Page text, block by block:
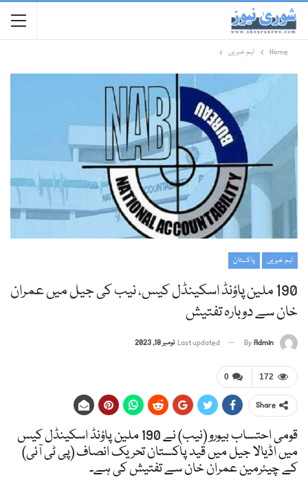
Home اہم خبریں
اہم خبریں پاکستان
190 ملین پاؤنڈ اسکینڈل کیس، نیب کی جیل میں عمران
خان سے دوبارہ تفتیش
ByAdmin
Last updated نومبر 18, 2023
0 172
Share
قومی احتساب بیورو (نیب) نے 190 ملین پاؤنڈ اسکینڈل کیس
میں اڈیالا جیل میں قید پاکستان تحریک انصاف (پی ٹی آئی)
کے چیئرمین عمران خان سے تفتیش کی ہے۔